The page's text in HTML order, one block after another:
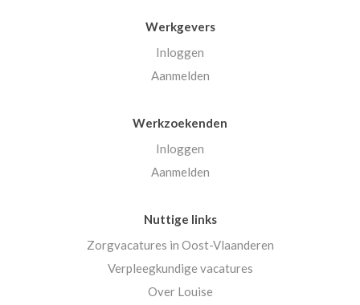
Werkgevers
Inloggen
Aanmelden
Werkzoekenden
Inloggen
Aanmelden
Nuttige links
Zorgvacatures in Oost-Vlaanderen
Verpleegkundige vacatures
Over Louise